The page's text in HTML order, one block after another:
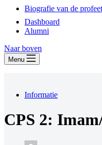
Dashboard
Alumni
Naar boven
Menu
Informatie
CPS 2: